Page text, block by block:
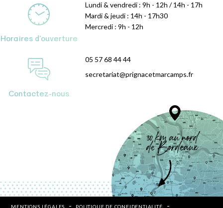
Horaires d'ouverture
Lundi & vendredi : 9h - 12h / 14h - 17h
Mardi & jeudi : 14h - 17h30
Mercredi : 9h - 12h
Contactez-nous
05 57 68 44 44
secretariat@prignacetmarcamps.fr
MENTIONS LÉGALES POLITIQUE DE CONFIDENTIALITÉ